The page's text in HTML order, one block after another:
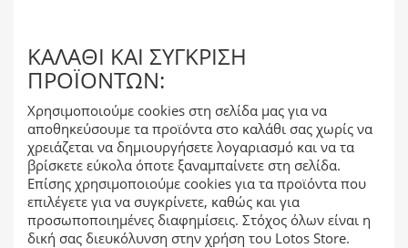
ΚΑΛΆΘΙ ΚΑΙ ΣΎΓΚΡΙΣΗ
ΠΡΟΪΌΝΤΩΝ:
Χρησιμοποιούμε cookies στη σελίδα μας για να
αποθηκεύσουμε τα προϊόντα στο καλάθι σας χωρίς να
χρειάζεται να δημιουργήσετε λογαριασμό και να τα
βρίσκετε εύκολα όποτε ξαναμπαίνετε στη σελίδα.
Επίσης χρησιμοποιούμε cookies για τα προϊόντα που
επιλέγετε για να συγκρίνετε, καθώς και για
προσωποποιημένες διαφημίσεις. Στόχος όλων είναι η
δική σας διευκόλυνση στην χρήση του Lotos Store.